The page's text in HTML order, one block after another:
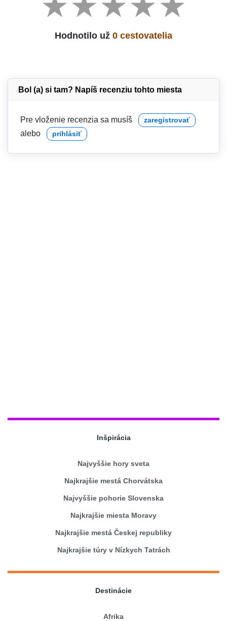
Hodnotilo už 0 cestovatelia
Bol (a) si tam? Napíš recenziu tohto miesta
Pre vloženie recenzia sa musíš zaregistrovať
alebo prihlásiť
Inšpirácia
Najvyššie hory sveta
Najkrajšie mestá Chorvátska
Najvyššie pohorie Slovenska
Najkrajšie miesta Moravy
Najkrajšie mestá Českej republiky
Najkrajšie túry v Nízkych Tatrách
Destinácie
Afrika